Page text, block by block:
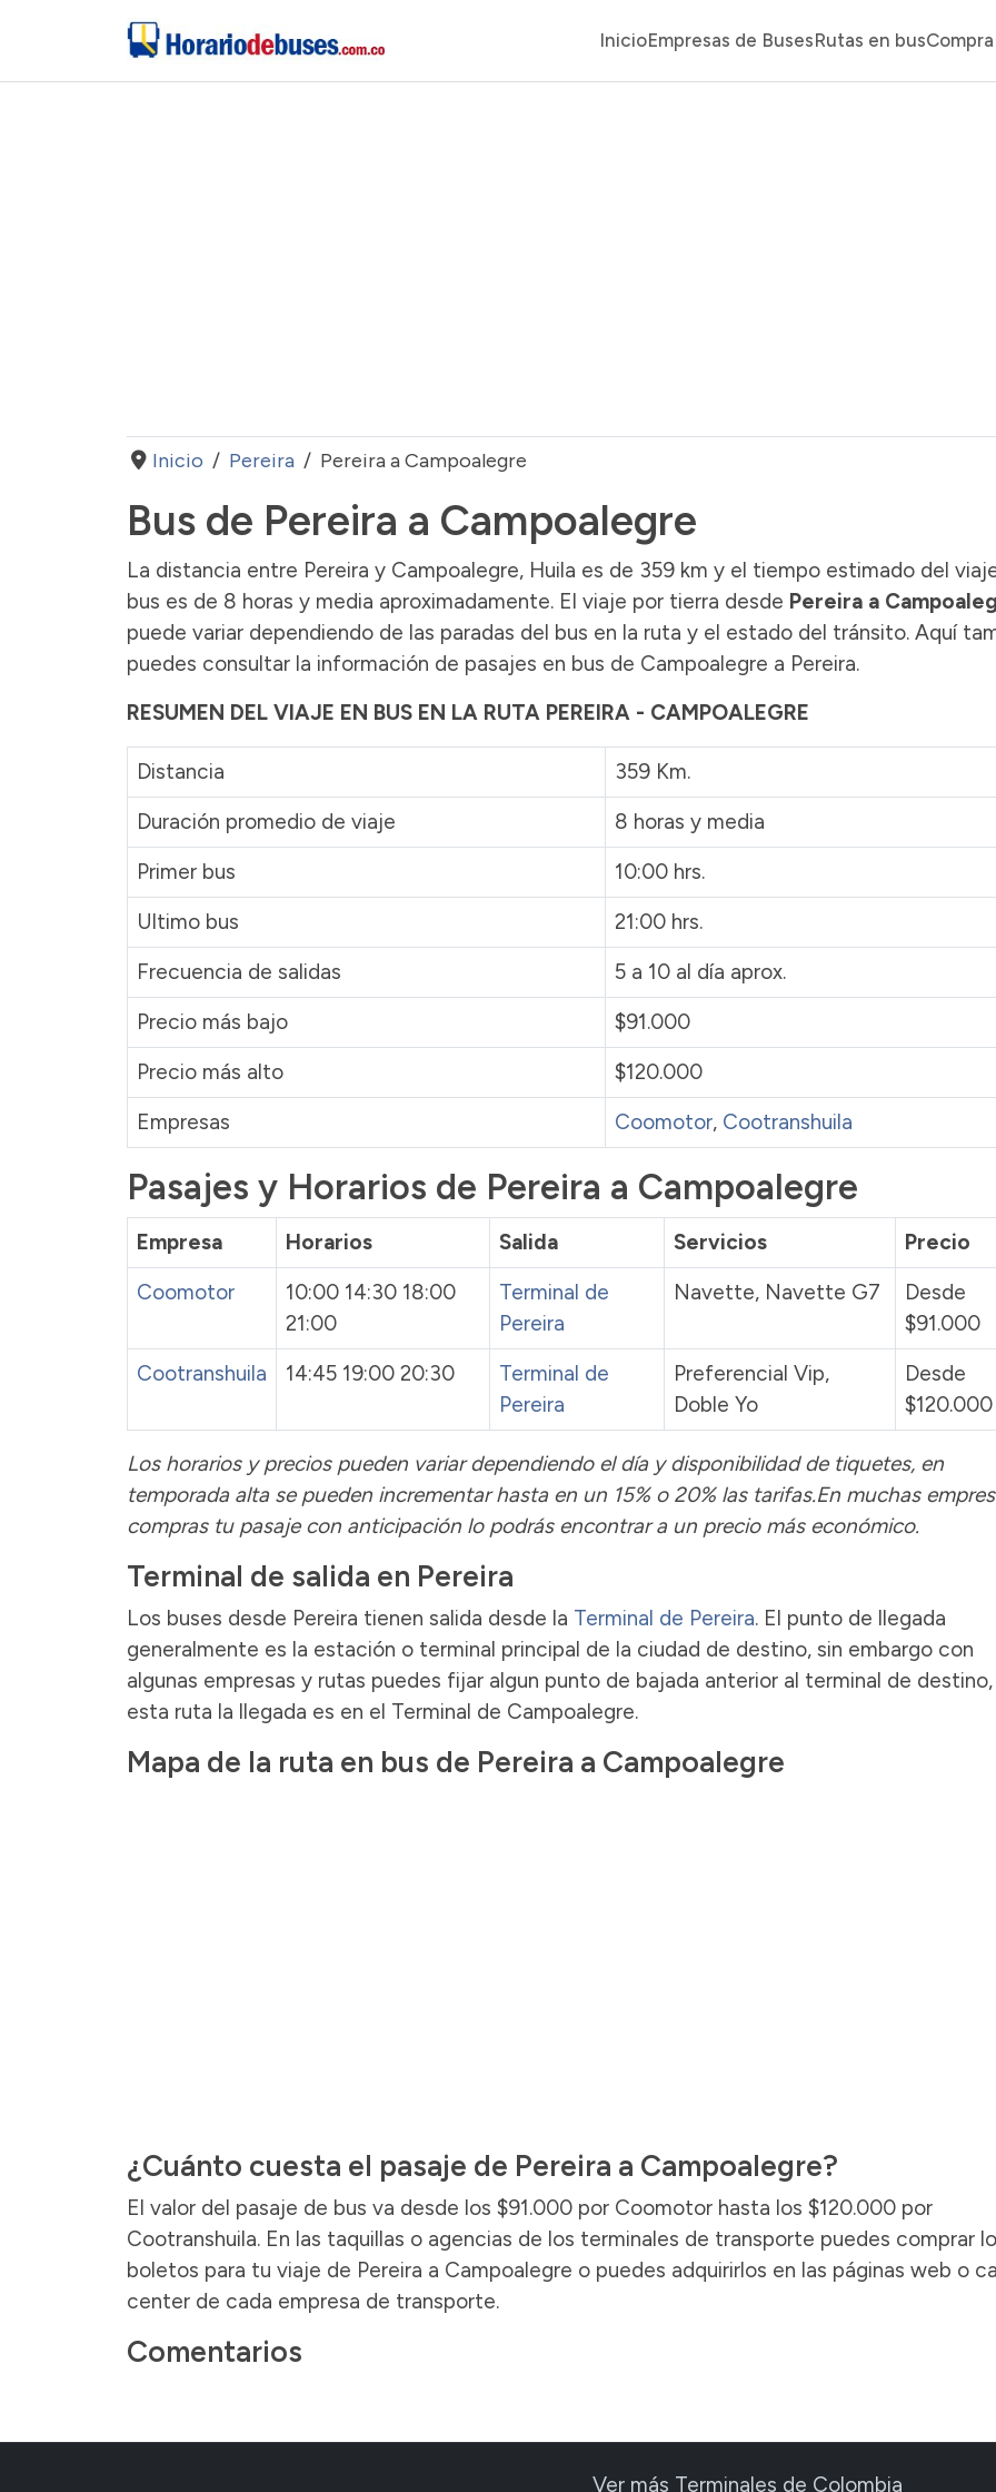
InicioEmpresas de BusesRutas en bus
Inicio Pereira Pereira a Campoalegre
Bus de Pereira a Campoalegre
La distancia entre Pereira y Campoalegre, Huila es de 359 km y el tiempo estimado del
bus es de 8 horas y media aproximadamente. El viaje por tierra desde Pereira a
puede variar dependiendo de las paradas del bus en la ruta y el estado del tránsito. Aquí
puedes consultar la información de pasajes en bus de Campoalegre a Pereira.
RESUMEN DEL VIAJE EN BUS EN LA RUTA PEREIRA - CAMPOALEGRE
Distancia
359 Km.
Duración promedio de viaje
8 horas y media
Primer bus
10:00 hrs.
Ultimo bus
21:00 hrs.
Frecuencia de salidas
5 a 10 al día aprox.
Precio más bajo
$91.000
Precio más alto
$120.000
Empresas
Coomotor, Cootranshuila
Pasajes y Horarios de Pereira a Campoalegre
Empresa Horarios Salida Servicios
Precio
Coomotor
10:00 14:30 18:00
21:00
Terminal de
Pereira
Navette, Navette G7
Desde
$91.000
Cootranshuila
14:45 19:00 20:30
Terminal de
Pereira
Preferencial Vip,
Doble Yo
Desde
$120.000
Los horarios y precios pueden variar dependiendo el día y disponibilidad de tiquetes, en
temporada alta se pueden incrementar hasta en un 15% o 20% las tarifas.En muchas
compras tu pasaje con anticipación lo podrás encontrar a un precio más económico.
Terminal de salida en Pereira
Los buses desde Pereira tienen salida desde la Terminal de Pereira. El punto de llegada
generalmente es la estación o terminal principal de la ciudad de destino, sin embargo con
algunas empresas y rutas puedes fijar algun punto de bajada anterior al terminal de
esta ruta la llegada es en el Terminal de Campoalegre.
Mapa de la ruta en bus de Pereira a Campoalegre
¿Cuánto cuesta el pasaje de Pereira a Campoalegre?
El valor del pasaje de bus va desde los $91.000 por Coomotor hasta los $120.000 por
Cootranshuila. En las taquillas o agencias de los terminales de transporte puedes comprar
boletos para tu viaje de Pereira a Campoalegre o puedes adquirirlos en las páginas web o
center de cada empresa de transporte.
Comentarios
Ver más Terminales de Colombia